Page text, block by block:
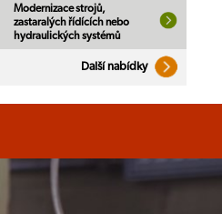
Modernizace strojů,
zastaralých řídících nebo
hydraulických systémů
Další nabídky